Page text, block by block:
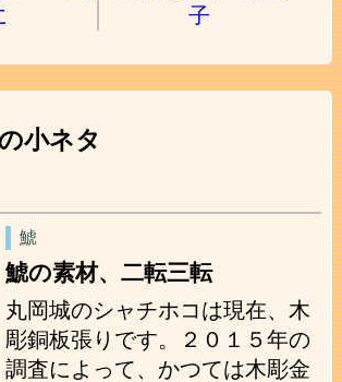
小ネタ
鯱
鯱の素材、二転三転
丸岡城のシャチホコは現在、木
彫銅板張りです。２０１５年の
調査によって、かつては木彫金